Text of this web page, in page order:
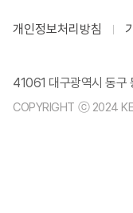
개인정보처리방침
41061 대구광역시 동구
COPYRIGHT ⓒ 2024